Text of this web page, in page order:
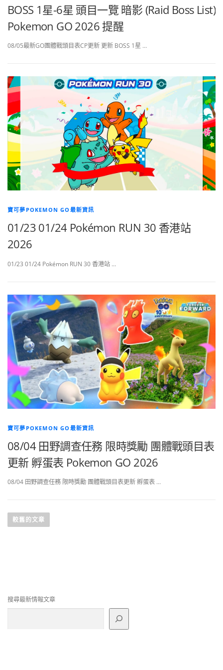
BOSS 1星-6星 頭目一覽 暗影 (Raid Boss List)
Pokemon GO 2026 提醒
08/05最新GO團體戰頭目表CP更新 更新 BOSS 1星 …
寶可夢POKEMON GO最新資訊
01/23 01/24 Pokémon RUN 30 香港站
2026
01/23 01/24 Pokémon RUN 30 香港站 …
寶可夢POKEMON GO最新資訊
08/04 田野調查任務 限時獎勵 團體戰頭目表
更新 孵蛋表 Pokemon GO 2026
08/04 田野調查任務 限時獎勵 團體戰頭目表更新 孵蛋表 …
章
較舊的文章
搜尋最新情報文章